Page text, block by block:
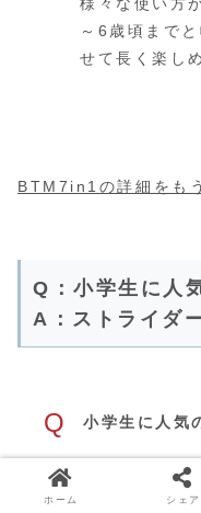
～6歳頃まで
せて長く楽し
BTM7in1の詳細をも
Q：小学生に人
A：ストライダ
Q 小学生に人気
A
ストライダ
ホーム シェア